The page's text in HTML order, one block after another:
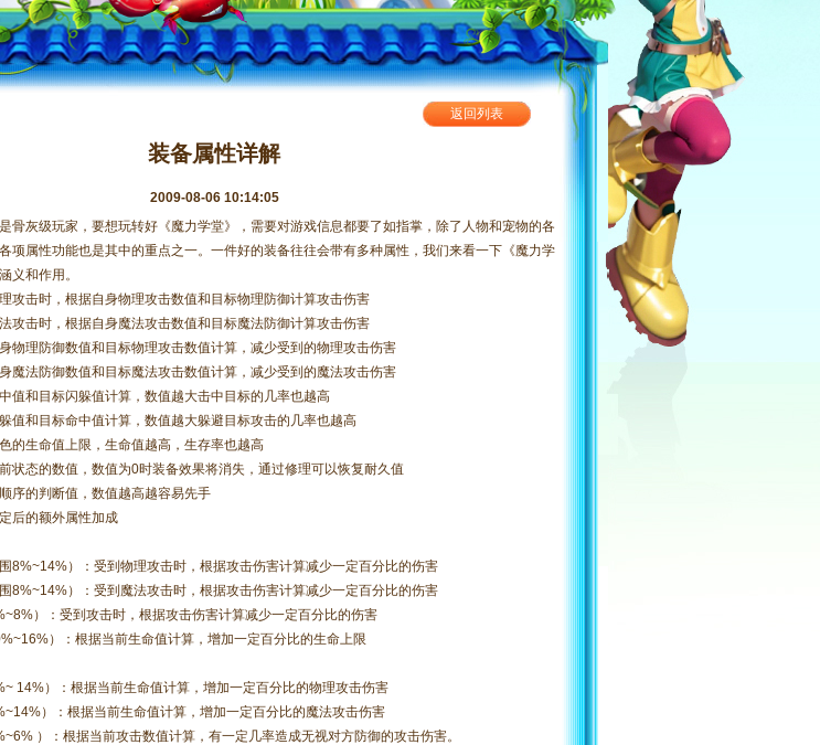
返回列表
装备属性详解
2009-08-06 10:14:05
灰级玩家，要想玩转好《魔力学堂》，需要对游戏信息都要了如指掌，除了人物和宠物的各
项属性功能也是其中的重点之一。一件好的装备往往会带有多种属性，我们来看一下《魔力学
义和作用。
理攻击时，根据自身物理攻击数值和目标物理防御计算攻击伤害
法攻击时，根据自身魔法攻击数值和目标魔法防御计算攻击伤害
身物理防御数值和目标物理攻击数值计算，减少受到的物理攻击伤害
身魔法防御数值和目标魔法攻击数值计算，减少受到的魔法攻击伤害
值和目标闪躲值计算，数值越大击中目标的几率也越高
值和目标命中值计算，数值越大躲避目标攻击的几率也越高
色的生命值上限，生命值越高，生存率也越高
前状态的数值，数值为0时装备效果将消失，通过修理可以恢复耐久值
序的判断值，数值越高越容易先手
后的额外属性加成
8%~14%）：受到物理攻击时，根据攻击伤害计算减少一定百分比的伤害
8%~14%）：受到魔法攻击时，根据攻击伤害计算减少一定百分比的伤害
）：受到攻击时，根据攻击伤害计算减少一定百分比的伤害
）：根据当前生命值计算，增加一定百分比的生命上限
14%）：根据当前生命值计算，增加一定百分比的物理攻击伤害
）：根据当前生命值计算，增加一定百分比的魔法攻击伤害
）：根据当前攻击数值计算，有一定几率造成无视对方防御的攻击伤害。